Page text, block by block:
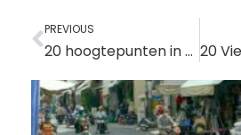
Vorige
PREVIOUS
20 hoogtepunten in Vietnam